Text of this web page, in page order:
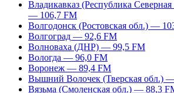
Владикавказ (Республика
— 106,7 FM
Волгодонск (Ростовская обл.) —
Волгоград — 92,6 FM
Волноваха (ДНР) — 99,5 FM
Вологда — 96,0 FM
Воронеж — 89,4 FM
Вышний Волочек (Тверская обл.)
Вязьма (Смоленская обл.) — 88,3